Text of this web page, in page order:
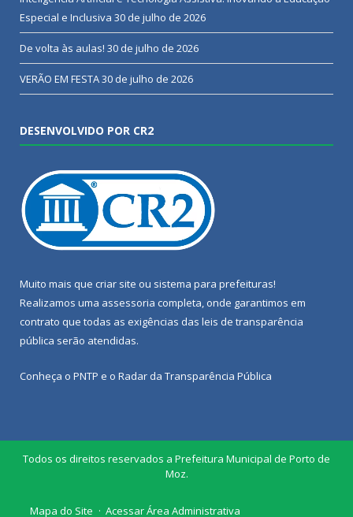
Especial e Inclusiva 30 de julho de 2026
De volta às aulas! 30 de julho de 2026
VERÃO EM FESTA30 de julho de 2026
DESENVOLVIDO POR CR2
Muito mais que criar site ou sistema para prefeituras!
Realizamos uma assessoria completa, onde garantimos em
contrato que todas as exigências das leis de transparência
pública serão atendidas.
Conheça o PNTP e o Radar da Transparência Pública
Todos os direitos reservados a Prefeitura Municipal de Porto de
Moz.
Mapa do Site Acessar Área Administrativa